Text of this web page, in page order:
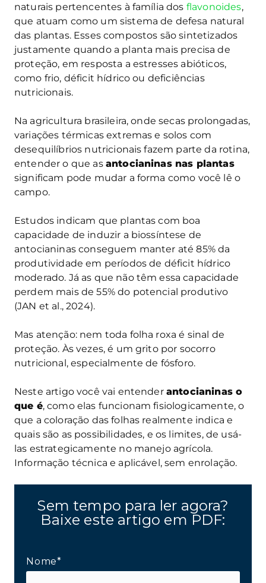
naturais pertencentes à família dos flavonoides,
que atuam como um sistema de defesa natural
das plantas. Esses compostos são sintetizados
justamente quando a planta mais precisa de
proteção, em resposta a estresses abióticos,
como frio, déficit hídrico ou deficiências
nutricionais.
Na agricultura brasileira, onde secas prolongadas,
variações térmicas extremas e solos com
desequilíbrios nutricionais fazem parte da rotina,
entender o que as antocianinas nas plantas
significam pode mudar a forma como você lê o
campo.
Estudos indicam que plantas com boa
capacidade de induzir a biossíntese de
antocianinas conseguem manter até 85% da
produtividade em períodos de déficit hídrico
moderado. Já as que não têm essa capacidade
perdem mais de 55% do potencial produtivo
(JAN et al., 2024).
Mas atenção: nem toda folha roxa é sinal de
proteção. Às vezes, é um grito por socorro
nutricional, especialmente de fósforo.
Neste artigo você vai entender antocianinas o
que é, como elas funcionam fisiologicamente, o
que a coloração das folhas realmente indica e
quais são as possibilidades, e os limites, de usá-
las estrategicamente no manejo agrícola.
Informação técnica e aplicável, sem enrolação.
Sem tempo para ler agora?
Baixe este artigo em PDF:
Nome*